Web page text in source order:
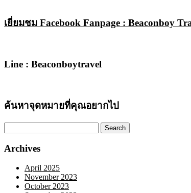
เยี่ยมชม Facebook Fanpage : Beaconboy
Line : Beaconboytravel
ค้นหาจุดหมายที่คุณอยากไป
for:
Archives
April 2025
November 2023
October 2023